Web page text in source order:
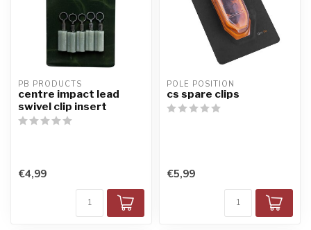
PB PRODUCTS
centre impact lead
swivel clip insert
€4,99
POLE POSITION
cs spare clips
€5,99